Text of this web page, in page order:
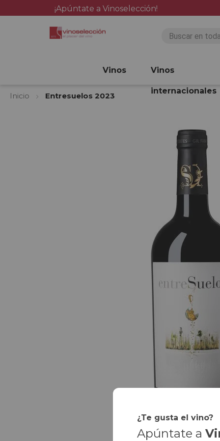
¡Apúntate a Vinoselección!
Vinos Vinos
internacionales
Inicio
Entresuelos 2023
¿Te gusta el vino?
Apúntate a